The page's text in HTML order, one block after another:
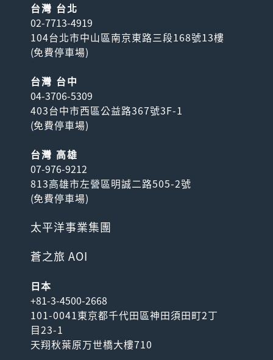
台灣 台北
02-7713-4919
104台北市中山區南京東路三段168號13樓
(免費停車場)
台灣 台中
04-3706-5309
403台中市西區公益路367號3F-1
(免費停車場)
台灣 高雄
07-976-9212
813高雄市左營區明誠二路505-2號
(免費停車場)
太平洋事業集團
蒼之旅 AOI
日本
+81-3-4500-2668
101-0041東京都千代田區神田須田町2丁
目23-1
天翔秋葉原万世橋大樓710